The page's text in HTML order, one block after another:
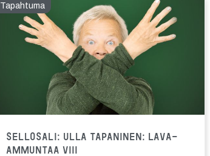
Tapahtuma
Sellosali: Ulla Tapaninen: Lava-
ammuntaa VIII